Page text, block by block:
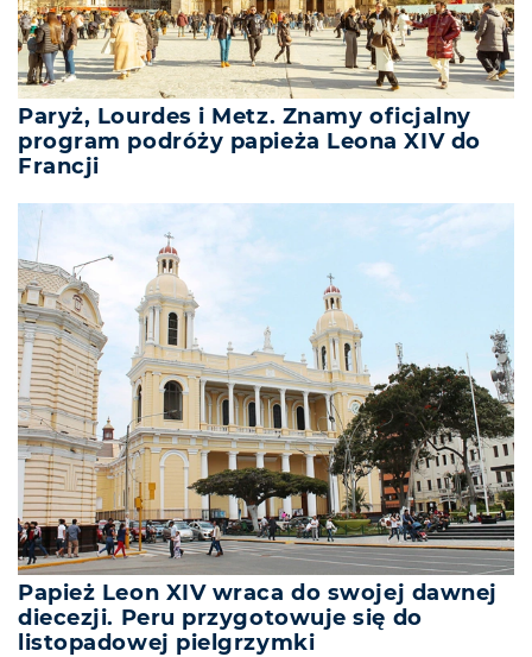
Paryż, Lourdes i Metz. Znamy oficjalny
program podróży papieża Leona XIV do
Francji
Papież Leon XIV wraca do swojej dawnej
diecezji. Peru przygotowuje się do
listopadowej pielgrzymki